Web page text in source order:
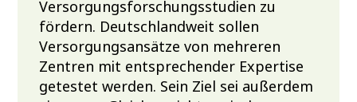
Versorgungsforschungsstudien zu
fördern. Deutschlandweit sollen
Versorgungsansätze von mehreren
Zentren mit entsprechender Expertise
getestet werden. Sein Ziel sei außerdem